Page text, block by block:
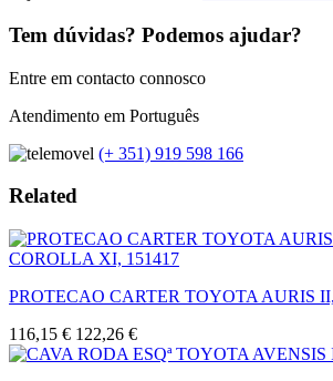
Tem dúvidas? Podemos ajudar?
Entre em contacto connosco
Atendimento em Português
(+ 351) 919 598 166
Related
PROTECAO CARTER TOYOTA AURIS
116,15 € 122,26 €